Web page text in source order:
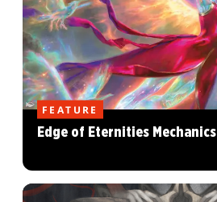
FEATURE
Edge of Eternities Mechanics